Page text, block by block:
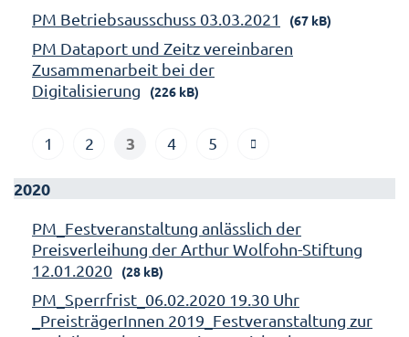
PM Betriebsausschuss 03.03.2021 (67 kB)
PM Dataport und Zeitz vereinbaren
Zusammenarbeit bei der
Digitalisierung
(226 kB)
1 2 3 4 5
2020
PM_Festveranstaltung anlässlich der
Preisverleihung der Arthur Wolfohn-Stiftung
12.01.2020
(28 kB)
PM_Sperrfrist_06.02.2020 19.30 Uhr
_PreisträgerInnen 2019_Festveranstaltung zur